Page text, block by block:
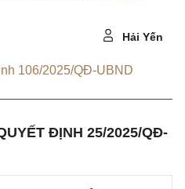
Hải Yến
106/2025/QĐ-UBND
ĐỊNH 25/2025/QĐ-